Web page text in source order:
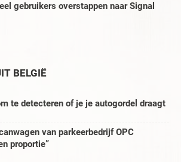
gebruikers overstappen naar Signal
BELGIË
te detecteren of je je autogordel draagt
van parkeerbedrijf OPC
proportie”